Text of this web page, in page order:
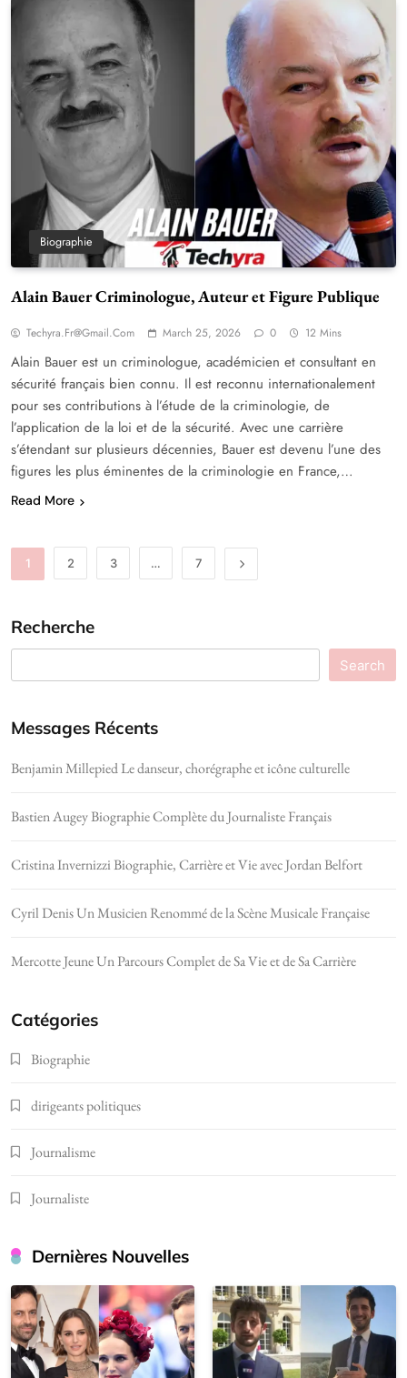
Biographie
Alain Bauer Criminologue, Auteur et Figure Publique
Techyra.fr@gmail.com March 25, 2026 0 12 Mins
Alain Bauer est un criminologue, académicien et consultant en
sécurité français bien connu. Il est reconnu internationalement
pour ses contributions à l’étude de la criminologie, de
l’application de la loi et de la sécurité. Avec une carrière
s’étendant sur plusieurs décennies, Bauer est devenu l’une des
figures les plus éminentes de la criminologie en France,…
Read More
1 2 3 … 7
Recherche
Search
Messages Récents
Benjamin Millepied Le danseur, chorégraphe et icône culturelle
Bastien Augey Biographie Complète du Journaliste Français
Cristina Invernizzi Biographie, Carrière et Vie avec Jordan Belfort
Cyril Denis Un Musicien Renommé de la Scène Musicale Française
Mercotte Jeune Un Parcours Complet de Sa Vie et de Sa Carrière
Catégories
Biographie
dirigeants politiques
Journalisme
Journaliste
Dernières Nouvelles